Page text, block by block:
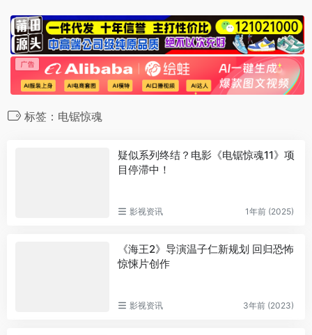
标签：电锯惊魂
疑似系列终结？电影《电锯惊魂11》项
目停滞中！
影视资讯 1年前 (2025)
《海王2》导演温子仁新规划 回归恐怖
惊悚片创作
影视资讯 3年前 (2023)